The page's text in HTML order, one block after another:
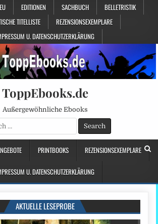
EDITIONEN SACHBUCH
BELLETRISTIK
TITELLISTE
REZENSIONSEXEMPLARE
U. DATENSCHUTZERKLÄRUNG
ToppEbooks.de
Außergewöhnliche Ebooks
PRINTBOOKS REZENSIONSEXEMPLARE
U. DATENSCHUTZERKLÄRUNG
AKTUELLE LESEPROBE